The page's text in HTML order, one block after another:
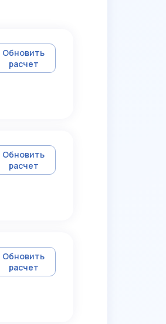
Обновить
расчет
Обновить
расчет
Обновить
расчет